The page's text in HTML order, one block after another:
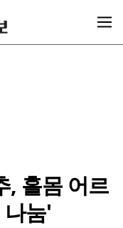
, 홀몸 어르
눔'